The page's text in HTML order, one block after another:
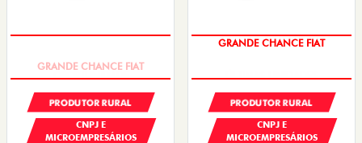
PRODUTOR RURAL
CNPJ E
MICROEMPRESÁRIOS
GRANDE CHANCE FIAT
PRODUTOR RURAL
CNPJ E
MICROEMPRESÁRIOS